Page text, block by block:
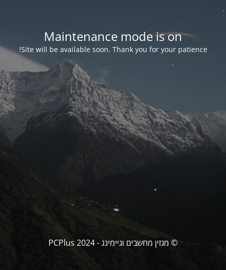
Maintenance mode is on
Site will be available soon. Thank you for your patience!
© מגזין מחשבים וגיימינג - PCPlus 2024